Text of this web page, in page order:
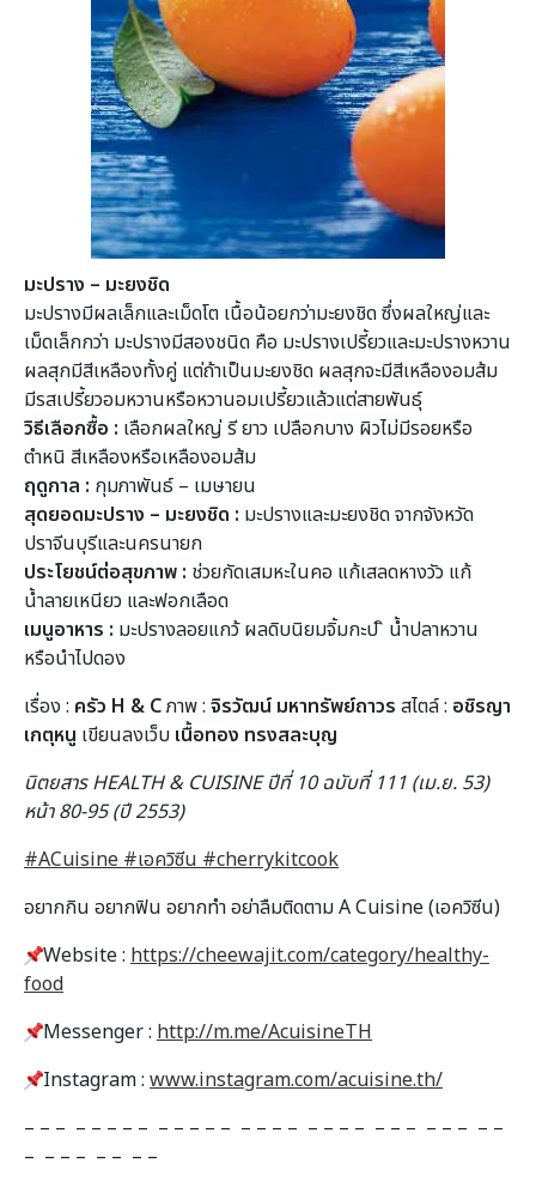
มะปราง – มะยงชิด
มะปรางมีผลเล็กและเม็ดโต เนื้อน้อยกว่ามะยงชิด ซึ่งผลใหญ่และ
เม็ดเล็กกว่า มะปรางมีสองชนิด คือ มะปรางเปรี้ยวและมะปรางหวาน
ผลสุกมีสีเหลืองทั้งคู่ แต่ถ้าเป็นมะยงชิด ผลสุกจะมีสีเหลืองอมส้ม
มีรสเปรี้ยวอมหวานหรือหวานอมเปรี้ยวแล้วแต่สายพันธุ์
วิธีเลือกซื้อ : เลือกผลใหญ่ รี ยาว เปลือกบาง ผิวไม่มีรอยหรือ
ตำหนิ สีเหลืองหรือเหลืองอมส้ม
ฤดูกาล : กุมภาพันธ์ – เมษายน
สุดยอดมะปราง – มะยงชิด : มะปรางและมะยงชิด จากจังหวัด
ปราจีนบุรีและนครนายก
ประโยชน์ต่อสุขภาพ : ช่วยกัดเสมหะในคอ แก้เสลดหางวัว แก้
น้ำลายเหนียว และฟอกเลือด
เมนูอาหาร : มะปรางลอยแกว้ ผลดิบนิยมจิ้มกะป ิ น้ำปลาหวาน
หรือนำไปดอง
เรื่อง : ครัว H & Cภาพ : จิรวัฒน์ มหาทรัพย์ถาวร สไตล์ : อชิรญา
เกตุหนู เขียนลงเว็บ เนื้อทอง ทรงสละบุญ
นิตยสาร HEALTH & CUISINE ปีที่ 10 ฉบับที่ 111 (เม.ย. 53)
หน้า 80-95 (ปี 2553)
#ACuisine #เอควิซีน #cherrykitcook
อยากกิน อยากฟิน อยากทำ อย่าลืมติดตาม A Cuisine (เอควิซีน)
Website : https://cheewajit.com/category/healthy-
food
Messenger : http://m.me/AcuisineTH
Instagram : www.instagram.com/acuisine.th/
– – – – – – – – – – – – – – – – – – – – – – – – – – – – –
– – – – – – – –